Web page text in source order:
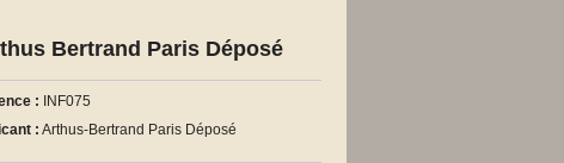
Bertrand Paris Déposé
:
INF075
: Arthus-Bertrand Paris Déposé